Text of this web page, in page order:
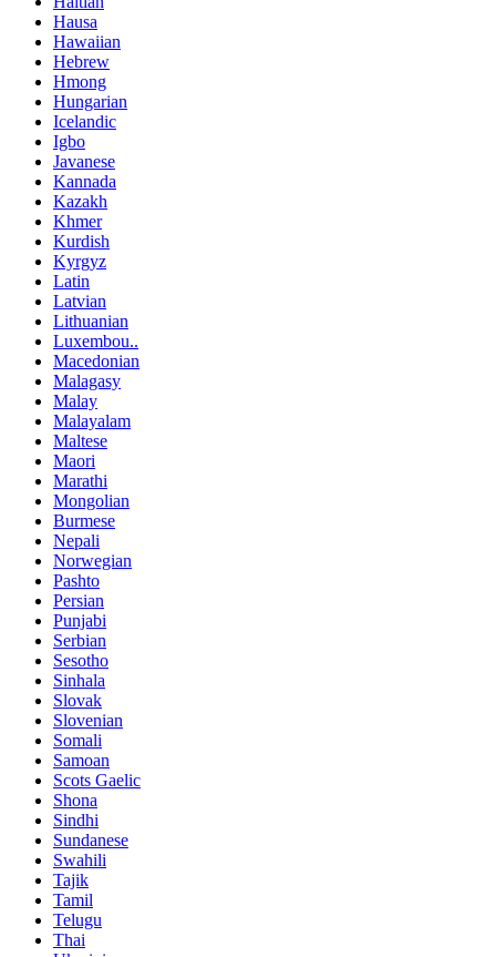
Hausa
Hawaiian
Hebrew
Hmong
Hungarian
Icelandic
Igbo
Javanese
Kannada
Kazakh
Khmer
Kurdish
Kyrgyz
Latin
Latvian
Lithuanian
Luxembou..
Macedonian
Malagasy
Malay
Malayalam
Maltese
Maori
Marathi
Mongolian
Burmese
Nepali
Norwegian
Pashto
Persian
Punjabi
Serbian
Sesotho
Sinhala
Slovak
Slovenian
Somali
Samoan
Scots Gaelic
Shona
Sindhi
Sundanese
Swahili
Tajik
Tamil
Telugu
Thai